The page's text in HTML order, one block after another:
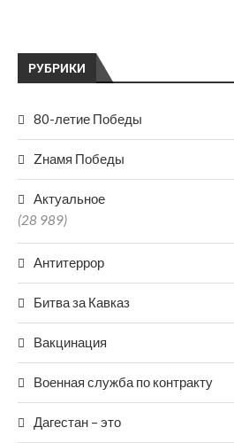
РУБРИКИ
80-летие Победы
Zнамя Победы
Актуальное
(28 989)
Антитеррор
Битва за Кавказ
Вакцинация
Военная служба по контракту
Дагестан – это